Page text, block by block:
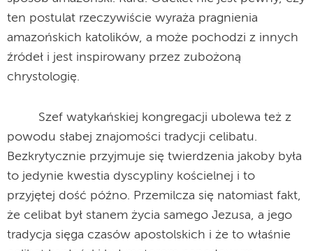
ten postulat rzeczywiście wyraża pragnienia
amazońskich katolików, a może pochodzi z innych
źródeł i jest inspirowany przez zubożoną
chrystologię.
Szef watykańskiej kongregacji ubolewa też z
powodu słabej znajomości tradycji celibatu.
Bezkrytycznie przyjmuje się twierdzenia jakoby była
to jedynie kwestia dyscypliny kościelnej i to
przyjętej dość późno. Przemilcza się natomiast fakt,
że celibat był stanem życia samego Jezusa, a jego
tradycja sięga czasów apostolskich i że to właśnie